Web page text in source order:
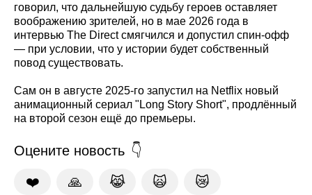
говорил, что дальнейшую судьбу героев оставляет
воображению зрителей, но в мае 2026 года в
интервью The Direct смягчился и допустил спин-офф
— при условии, что у истории будет собственный
повод существовать.
Сам он в августе 2025-го запустил на Netflix новый
анимационный сериал "Long Story Short", продлённый
на второй сезон ещё до премьеры.
Оцените новость
❤️ 🙏 😹 🙀 😿